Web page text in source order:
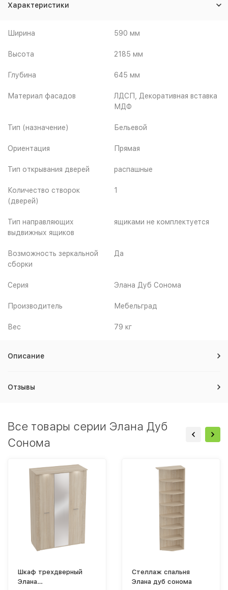
Характеристики
Ширина 590 мм
Высота 2185 мм
Глубина 645 мм
Материал фасадов
ЛДСП, Декоративная вставка
МДФ
Тип (назначение) Бельевой
Ориентация Прямая
Тип открывания дверей распашные
Количество створок
(дверей)
1
Тип направляющих
выдвижных ящиков
ящиками не комплектуется
Возможность зеркальной
сборки
Да
Серия Элана Дуб Сонома
Производитель Мебельград
Вес 79 кг
Описание
Отзывы
Все товары серии Элана Дуб
Сонома
Шкаф трехдверный
Элана
Стеллаж спальня
Элана дуб сонома